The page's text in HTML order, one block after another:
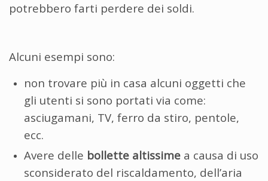
potrebbero farti perdere dei soldi.
Alcuni esempi sono:
non trovare più in casa alcuni oggetti che
gli utenti si sono portati via come:
asciugamani, TV, ferro da stiro, pentole,
ecc.
Avere delle bollette altissime a causa di uso
sconsiderato del riscaldamento, dell’aria